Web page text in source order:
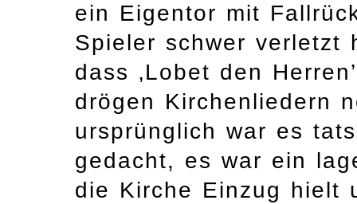
ein Eigentor mit
Spieler schwer verletzt
dass ‚Lobet den
drögen Kirchenliedern
ursprünglich war es
gedacht, es war ein
die Kirche Einzug hielt